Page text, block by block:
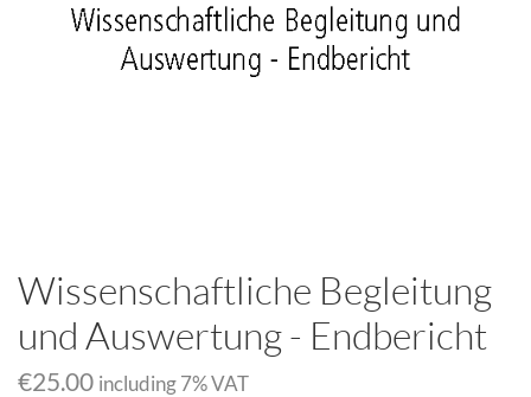
Wissenschaftliche Begleitung
und Auswertung - Endbericht
€25.00 including 7% VAT